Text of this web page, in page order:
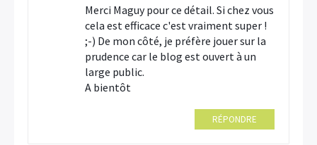
Merci Maguy pour ce détail. Si chez vous
cela est efficace c'est vraiment super !
;-) De mon côté, je préfère jouer sur la
prudence car le blog est ouvert à un
large public.
A bientôt
RÉPONDRE